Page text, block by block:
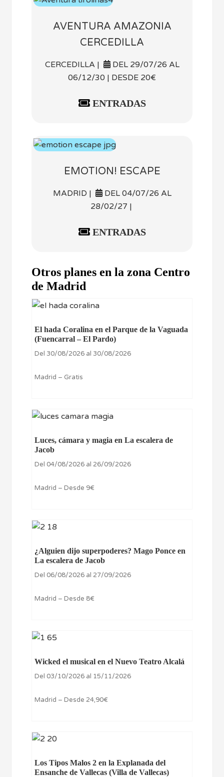
AVENTURA AMAZONIA
CERCEDILLA
CERCEDILLA |
DEL 29/07/26 AL
06/12/30 | DESDE 20€
ENTRADAS
EMOTION! ESCAPE
MADRID |
DEL 04/07/26 AL
28/02/27 |
ENTRADAS
Otros planes en la zona Centro
de Madrid
El hada Coralina en el Parque de la Vaguada
(Fuencarral – El Pardo)
Del 30/08/2026 al 30/08/2026
Madrid – Gratis
Luces, cámara y magia en La escalera de
Jacob
Del 04/08/2026 al 26/09/2026
Madrid – Desde 9€
¿Alguien dijo superpoderes? Mago Ponce en
La escalera de Jacob
Del 06/08/2026 al 27/09/2026
Madrid – Desde 8€
Wicked el musical en el Nuevo Teatro Alcalá
Del 03/10/2026 al 15/11/2026
Madrid – Desde 24,90€
Los Tipos Malos 2 en la Explanada del
Ensanche de Vallecas (Villa de Vallecas)